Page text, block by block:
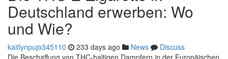
Deutschland erwerben: Wo
und Wie?
kaitlynpujo345110 233 days ago News
Discuss
Die Beschaffung von THC-haltigen Dampfern in der Europäischen